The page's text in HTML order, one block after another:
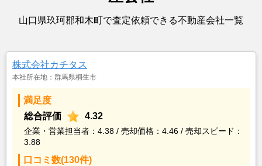
山口県玖珂郡和木町で査定依頼できる不動産会社一覧
株式会社カチタス
本社所在地：群馬県桐生市
満足度
総合評価
4.32
企業・営業担当者：4.38 / 売却価格：4.46 / 売却スピード：
3.88
口コミ数(130件)